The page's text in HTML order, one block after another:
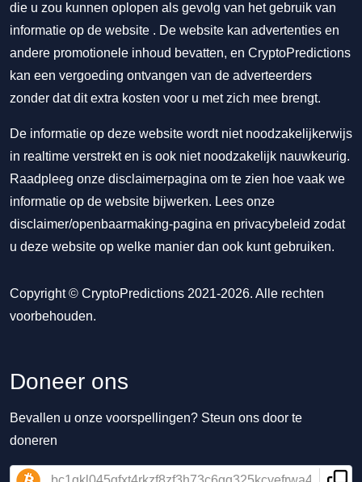
die u zou kunnen oplopen als gevolg van het gebruik van
informatie op de website . De website kan advertenties en
andere promotionele inhoud bevatten, en CryptoPredictions
kan een vergoeding ontvangen van de adverteerders
zonder dat dit extra kosten voor u met zich mee brengt.
De informatie op deze website wordt niet noodzakelijkerwijs
in realtime verstrekt en is ook niet noodzakelijk nauwkeurig.
Raadpleeg onze disclaimerpagina om te zien hoe vaak we
informatie op de website bijwerken. Lees onze
disclaimer/openbaarmaking-pagina en privacybeleid zodat
u deze website op welke manier dan ook kunt gebruiken.
Copyright © CryptoPredictions 2021-2026. Alle rechten
voorbehouden.
Doneer ons
Bevallen u onze voorspellingen? Steun ons door te
doneren